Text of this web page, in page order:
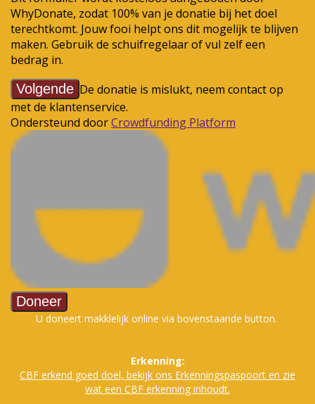
U doneert makklelijk online via bovenstaande button.
Erkenning:
CBF erkend goed doel, bekijk ons Erkenningspaspoort en zie
wat een CBF erkenning inhoudt.